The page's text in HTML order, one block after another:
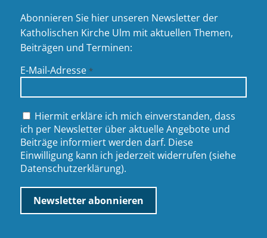
Abonnieren Sie hier unseren Newsletter der
Katholischen Kirche Ulm mit aktuellen Themen,
Beiträgen und Terminen:
E-Mail-Adresse *
Hiermit erkläre ich mich einverstanden, dass
ich per Newsletter über aktuelle Angebote und
Beiträge informiert werden darf. Diese
Einwilligung kann ich jederzeit widerrufen (siehe
Datenschutzerklärung).